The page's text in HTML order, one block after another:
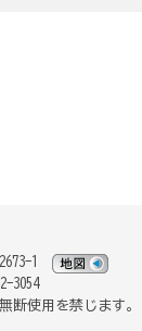
1
3054
断使用を禁じます。